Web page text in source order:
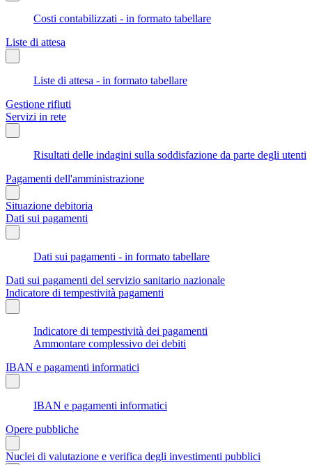
Costi contabilizzati - in formato tabellare
Liste di attesa
Liste di attesa - in formato tabellare
Gestione rifiuti
Servizi in rete
Risultati delle indagini sulla soddisfazione da parte degli utenti
Pagamenti dell'amministrazione
Situazione debitoria
Dati sui pagamenti
Dati sui pagamenti - in formato tabellare
Dati sui pagamenti del servizio sanitario nazionale
Indicatore di tempestività pagamenti
Indicatore di tempestività dei pagamenti
Ammontare complessivo dei debiti
IBAN e pagamenti informatici
IBAN e pagamenti informatici
Opere pubbliche
Nuclei di valutazione e verifica degli investimenti pubblici